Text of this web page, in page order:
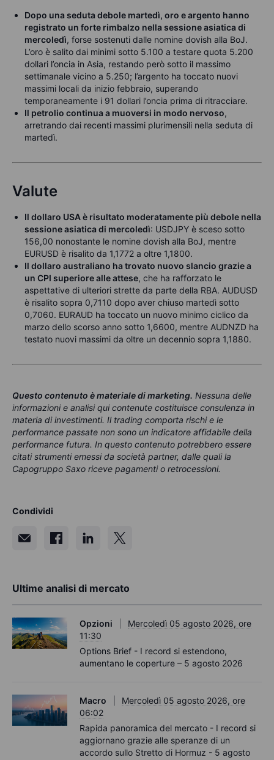
Dopo una seduta debole martedì, oro e argento hanno
registrato un forte rimbalzo nella sessione asiatica di
mercoledì, forse sostenuti dalle nomine dovish alla BoJ.
L’oro è salito dai minimi sotto 5.100 a testare quota 5.200
dollari l’oncia in Asia, restando però sotto il massimo
settimanale vicino a 5.250; l’argento ha toccato nuovi
massimi locali da inizio febbraio, superando
temporaneamente i 91 dollari l’oncia prima di ritracciare.
Il petrolio continua a muoversi in modo nervoso,
arretrando dai recenti massimi plurimensili nella seduta di
martedì.
Valute
Il dollaro USA è risultato moderatamente più debole nella
sessione asiatica di mercoledì: USDJPY è sceso sotto
156,00 nonostante le nomine dovish alla BoJ, mentre
EURUSD è risalito da 1,1772 a oltre 1,1800.
Il dollaro australiano ha trovato nuovo slancio grazie a
un CPI superiore alle attese, che ha rafforzato le
aspettative di ulteriori strette da parte della RBA. AUDUSD
è risalito sopra 0,7110 dopo aver chiuso martedì sotto
0,7060. EURAUD ha toccato un nuovo minimo ciclico da
marzo dello scorso anno sotto 1,6600, mentre AUDNZD ha
testato nuovi massimi da oltre un decennio sopra 1,1880.
Questo contenuto è materiale di marketing. Nessuna delle
informazioni e analisi qui contenute costituisce consulenza in
materia di investimenti. Il trading comporta rischi e le
performance passate non sono un indicatore affidabile della
performance futura. In questo contenuto potrebbero essere
citati strumenti emessi da società partner, dalle quali la
Capogruppo Saxo riceve pagamenti o retrocessioni.
Condividi
Ultime analisi di mercato
Opzioni
Mercoledì 05 agosto 2026, ore
11:30
Options Brief - I record si estendono,
aumentano le coperture – 5 agosto 2026
Macro
Mercoledì 05 agosto 2026, ore
06:02
Rapida panoramica del mercato - I record si
aggiornano grazie alle speranze di un
accordo sullo Stretto di Hormuz - 5 agosto